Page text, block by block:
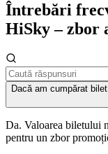
Întrebări
HiSky – zbor
Dacă am cumpărat
Da. Valoarea biletului
pentru un zbor